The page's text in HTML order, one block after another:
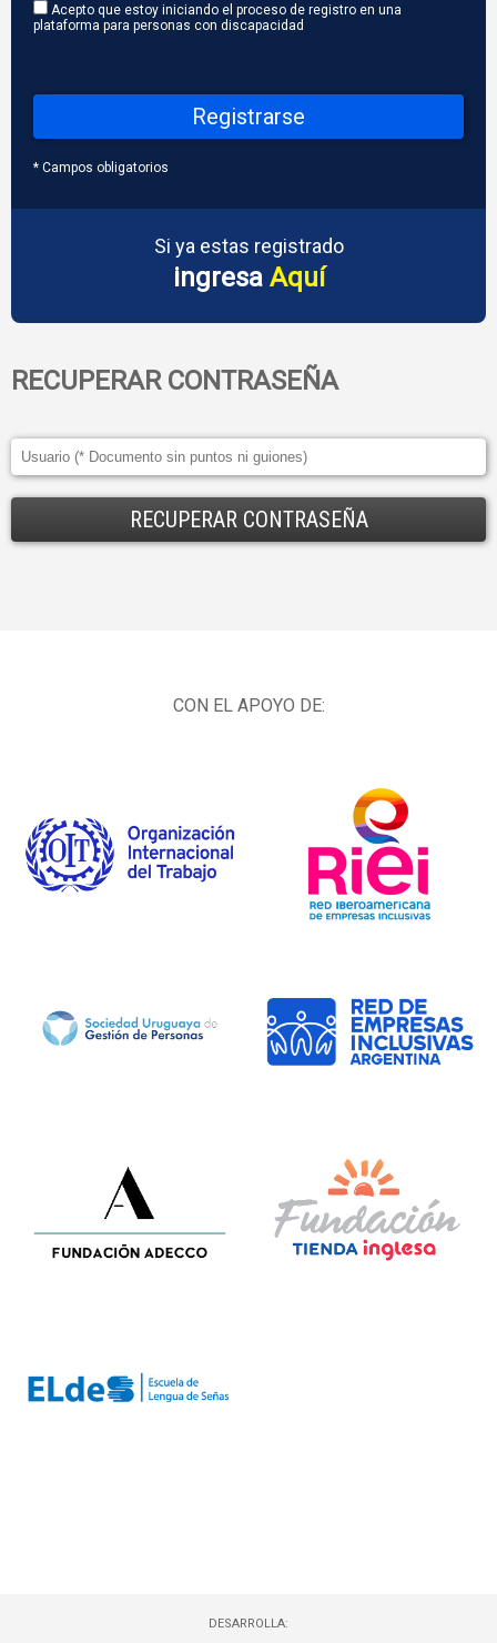
Acepto que estoy iniciando el proceso de registro en una
plataforma para personas con discapacidad
* Campos obligatorios
Si ya estas registrado
ingresa Aquí
RECUPERAR CONTRASEÑA
CON EL APOYO DE:
DESARROLLA: